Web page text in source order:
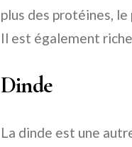
plus des protéines,
Il est également
Dinde
La dinde est une